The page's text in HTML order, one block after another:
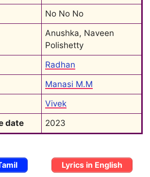
No No No
Anushka, Naveen
Polishetty
Radhan
Manasi M.M
Vivek
date
2023
Lyrics in English